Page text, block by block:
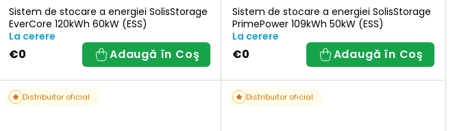
Sistem de stocare a energiei SolisStorage
EverCore 120kWh 60kW (ESS)
La cerere
€0 Adaugă în Coş
Sistem de stocare a energiei SolisStorage
PrimePower 109kWh 50kW (ESS)
La cerere
€0 Adaugă în Coş
Distribuitor oficial Distribuitor oficial